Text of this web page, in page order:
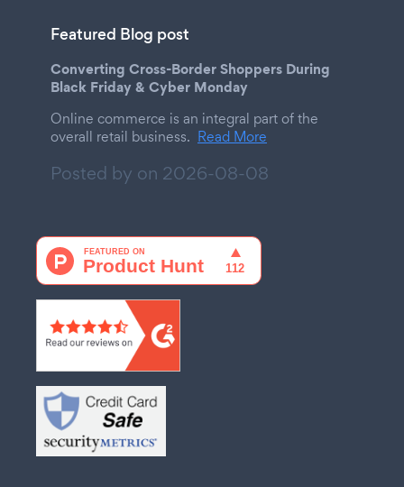
Featured Blog post
Converting Cross-Border Shoppers During
Black Friday & Cyber Monday
Online commerce is an integral part of the
overall retail business. Read More
Posted by on 2026-08-08